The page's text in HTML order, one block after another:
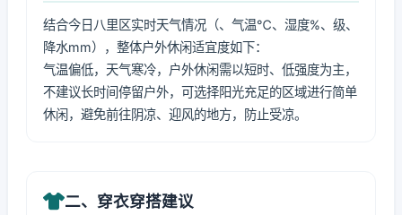
结合今日八里区实时天气情况（、气温℃、湿度%、级、
降水mm），整体户外休闲适宜度如下：
气温偏低，天气寒冷，户外休闲需以短时、低强度为主，
不建议长时间停留户外，可选择阳光充足的区域进行简单
休闲，避免前往阴凉、迎风的地方，防止受凉。
二、穿衣穿搭建议